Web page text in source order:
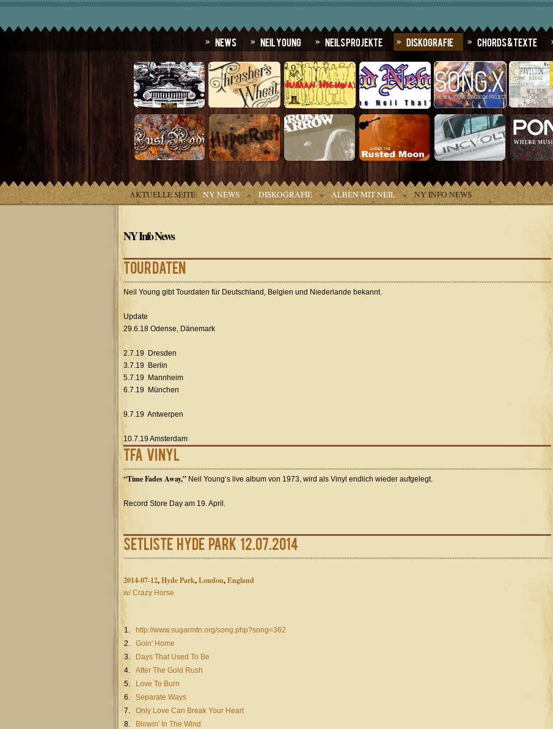
News Neil Young Neils Projekte Diskografie Chords & Texte
AKTUELLE SEITE: NY NEWS » DISKOGRAFIE » ALBEN MIT NEIL » NY INFO NEWS
NY Info News
Tourdaten
Neil Young gibt Tourdaten für Deutschland, Belgien und Niederlande bekannt.
Update
29.6.18 Odense, Dänemark
2.7.19 Dresden
3.7.19 Berlin
5.7.19 Mannheim
6.7.19 München
9.7.19 Antwerpen
10.7.19 Amsterdam
TFA vinyl
“Time Fades Away,” Neil Young‘s live album von 1973, wird als Vinyl endlich wieder aufgelegt.
Record Store Day am 19. April.
Setliste Hyde Park 12.07.2014
2014-07-12,Hyde Park,London,England
w/ Crazy Horse
1.
http://www.sugarmtn.org/song.php?song=362
2.
Goin' Home
3.
Days That Used To Be
4.
After The Gold Rush
5.
Love To Burn
6.
Separate Ways
7.
Only Love Can Break Your Heart
8.
Blowin' In The Wind